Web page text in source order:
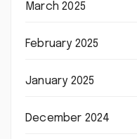
March 2025
February 2025
January 2025
December 2024